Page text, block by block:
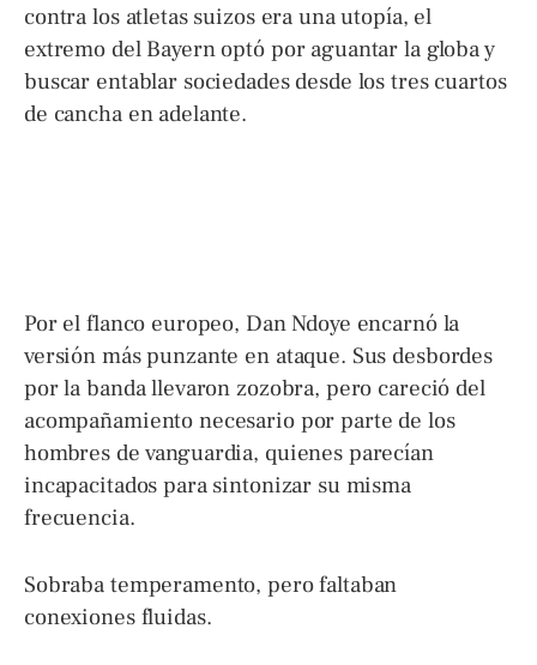
contra los atletas suizos era una utopía, el
extremo del Bayern optó por aguantar la globa y
buscar entablar sociedades desde los tres cuartos
de cancha en adelante.
Por el flanco europeo, Dan Ndoye encarnó la
versión más punzante en ataque. Sus desbordes
por la banda llevaron zozobra, pero careció del
acompañamiento necesario por parte de los
hombres de vanguardia, quienes parecían
incapacitados para sintonizar su misma
frecuencia.
Sobraba temperamento, pero faltaban
conexiones fluidas.